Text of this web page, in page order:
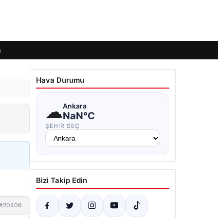
Hava Durumu
☁Ankara
NaN°C
ŞEHIR SEÇ
Bizi Takip Edin